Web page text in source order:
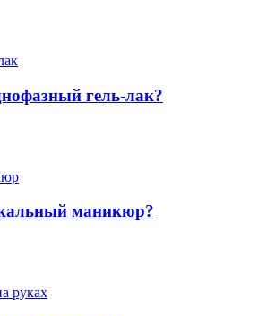
гель-лак?
маникюр?